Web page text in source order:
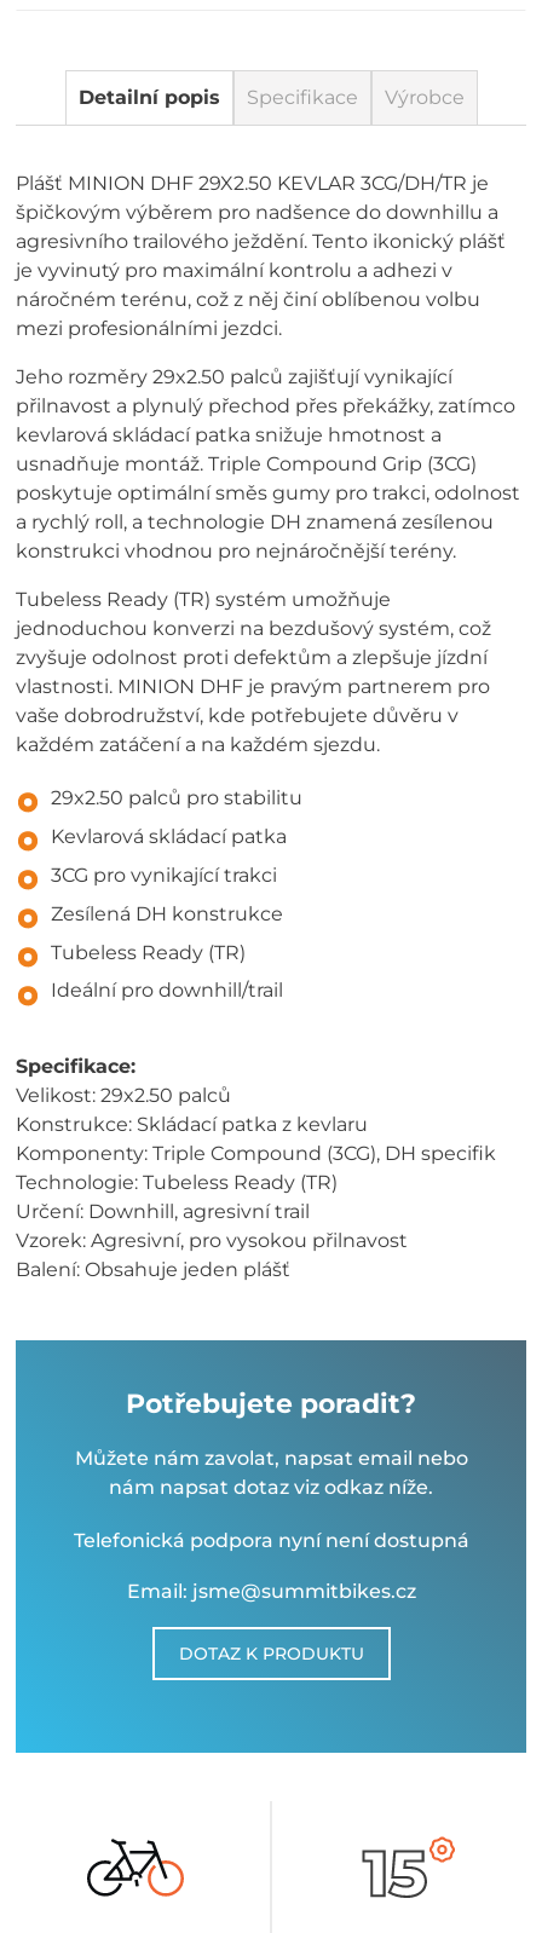
Detailní popis Specifikace Výrobce
Plášť MINION DHF 29X2.50 KEVLAR 3CG/DH/TR je
špičkovým výběrem pro nadšence do downhillu a
agresivního trailového ježdění. Tento ikonický plášť
je vyvinutý pro maximální kontrolu a adhezi v
náročném terénu, což z něj činí oblíbenou volbu
mezi profesionálními jezdci.
Jeho rozměry 29x2.50 palců zajišťují vynikající
přilnavost a plynulý přechod přes překážky, zatímco
kevlarová skládací patka snižuje hmotnost a
usnadňuje montáž. Triple Compound Grip (3CG)
poskytuje optimální směs gumy pro trakci, odolnost
a rychlý roll, a technologie DH znamená zesílenou
konstrukci vhodnou pro nejnáročnější terény.
Tubeless Ready (TR) systém umožňuje
jednoduchou konverzi na bezdušový systém, což
zvyšuje odolnost proti defektům a zlepšuje jízdní
vlastnosti. MINION DHF je pravým partnerem pro
vaše dobrodružství, kde potřebujete důvěru v
každém zatáčení a na každém sjezdu.
29x2.50 palců pro stabilitu
Kevlarová skládací patka
3CG pro vynikající trakci
Zesílená DH konstrukce
Tubeless Ready (TR)
Ideální pro downhill/trail
Specifikace:
Velikost: 29x2.50 palců
Konstrukce: Skládací patka z kevlaru
Komponenty: Triple Compound (3CG), DH specifik
Technologie: Tubeless Ready (TR)
Určení: Downhill, agresivní trail
Vzorek: Agresivní, pro vysokou přilnavost
Balení: Obsahuje jeden plášť
Potřebujete poradit?
Můžete nám zavolat, napsat email nebo
nám napsat dotaz viz odkaz níže.
Telefonická podpora nyní není dostupná
Email: jsme@summitbikes.cz
DOTAZ K PRODUKTU